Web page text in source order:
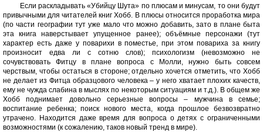
Если раскладывать «Убийцу Шута» по плюсам и минусам, то они будут
привычными для читателей книг Хобб. В плюсы относится проработка мира
(по части географии тут уже мало что можно добавить, зато в плане быта
эта книга наверстывает упущенное ранее); объёмные персонажи (тут
характер есть даже у поварихи в поместье, при этом повариха за книгу
произносит едва ли с сотню слов); психологизм (невозможно не
сочувствовать Фитцу в плане вопроса с Молли, нужно быть совсем
черствым, чтобы остаться в стороне; отдельно хочется отметить, что Хобб
не делает из Фитца образцового человека – у него хватает плохих качеств,
ему не чужда слабина в мыслях по некоторым ситуациям и т.д.). В общем же
Хобб поднимает довольно серьезные вопросы – мужчина в семье;
воспитание ребенка; поиск нового места, когда прошлое безвозвратно
утрачено. Находится даже время для вопроса о детях с ограниченными
возможностями (к сожалению, таков новый тренд в мире).